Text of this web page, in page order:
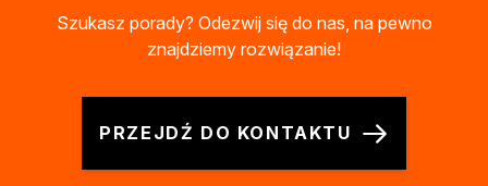
Szukasz porady? Odezwij się do nas, na pewno
znajdziemy rozwiązanie!
PRZEJDŹ DO KONTAKTU